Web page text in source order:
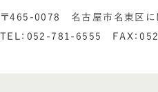
〒465-0078 名古屋市名東区に
TEL：052-781-6555 FAX：